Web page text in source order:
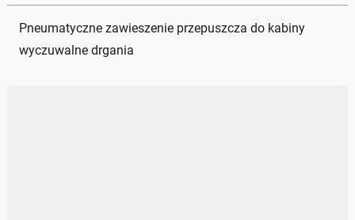
Pneumatyczne zawieszenie przepuszcza do kabiny
wyczuwalne drgania